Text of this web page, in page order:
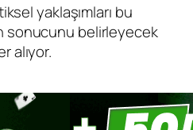
yaklaşımları bu
sonucunu belirleyecek
alıyor.